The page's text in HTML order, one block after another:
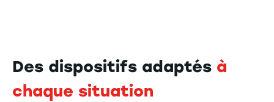
Des dispositifs adaptés à
chaque situation